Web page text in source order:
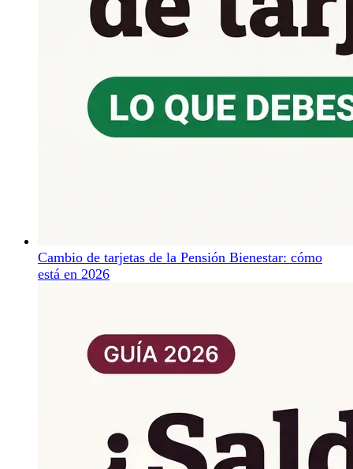
Cambio de tarjetas de la Pensión Bienestar: cómo
está en 2026